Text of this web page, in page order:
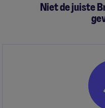
het genereren van
stimuleren van de
Niet de juiste